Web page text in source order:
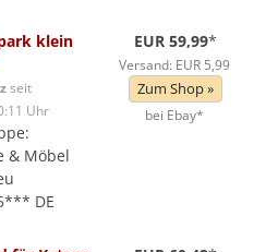
klein
seit
Uhr
& Möbel
DE
EUR 59,99*
Versand: EUR 5,99
Zum Shop »
bei Ebay*